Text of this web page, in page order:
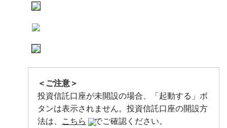
＜ご注意＞
投資信託口座が未開設の場合、「起動する」ボ
タンは表示されません。投資信託口座の開設方
法は、
こちら
でご確認ください。